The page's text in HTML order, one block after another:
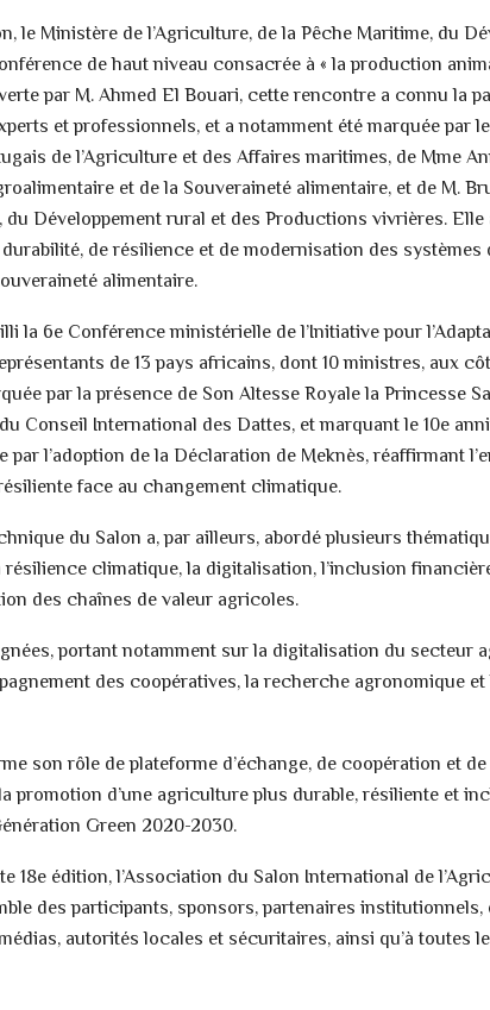
le Ministère de l’Agriculture, de la Pêche Maritime, du
de haut niveau consacrée à « la production
par M. Ahmed El Bouari, cette rencontre a connu la
et professionnels, et a notamment été marquée par
de l’Agriculture et des Affaires maritimes, de Mme
et de la Souveraineté alimentaire, et de M.
Développement rural et des Productions vivrières.
de résilience et de modernisation des
alimentaire.
la 6e Conférence ministérielle de l’Initiative pour
de 13 pays africains, dont 10 ministres, aux
par la présence de Son Altesse Royale la Princesse
Conseil International des Dattes, et marquant le 10e
l’adoption de la Déclaration de Meknès, réaffirmant
face au changement climatique.
du Salon a, par ailleurs, abordé plusieurs
résilience climatique, la digitalisation, l’inclusion
des chaînes de valeur agricoles.
portant notamment sur la digitalisation du secteur
des coopératives, la recherche agronomique
son rôle de plateforme d’échange, de coopération et
promotion d’une agriculture plus durable, résiliente et
Green 2020-2030.
18e édition, l’Association du Salon International de
des participants, sponsors, partenaires
autorités locales et sécuritaires, ainsi qu’à toutes